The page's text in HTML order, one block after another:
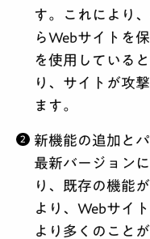
す。これにより
らWebサイトを
を使用している
り、サイトが攻
ます。
新機能の追加と
最新バージョン
り、既存の機能
より、Webサイ
より多くのこと